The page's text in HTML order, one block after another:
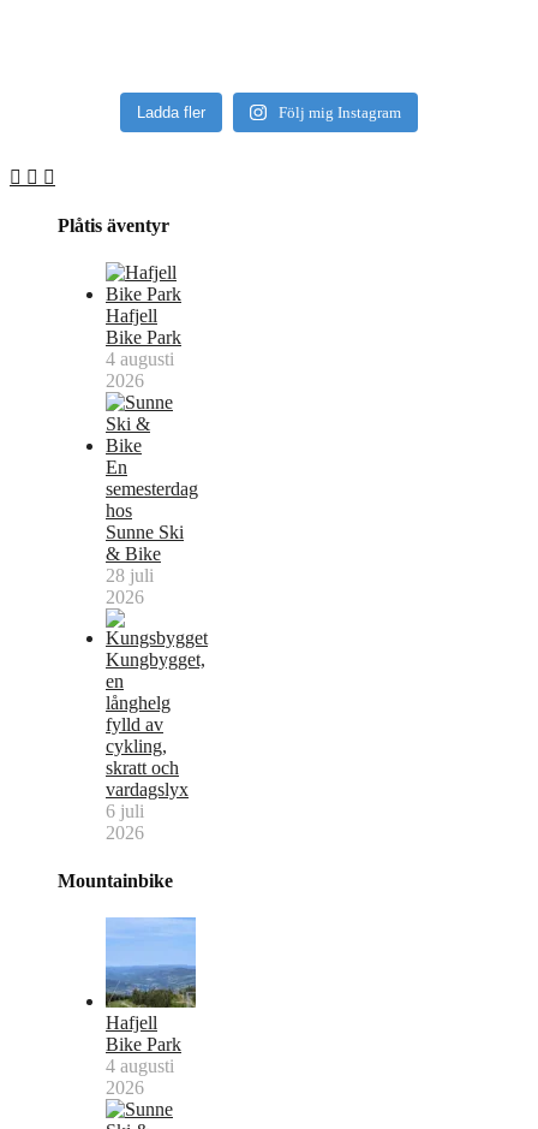
Ladda fler Följ mig Instagram
Plåtis äventyr
Hafjell
Bike Park
4 augusti
2026
En
semesterdag
hos
Sunne Ski
& Bike
28 juli
2026
Kungbygget,
en
långhelg
fylld av
cykling,
skratt och
vardagslyx
6 juli
2026
Mountainbike
Hafjell
Bike Park
4 augusti
2026